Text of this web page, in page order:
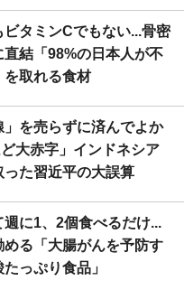
ビタミンCでもない...骨密
直結「98%の日本人が不
を取れる食材
」を売らずに済んでよか
大赤字」インドネシア
った習近平の大誤算
に1、2個食べるだけ...
る「大腸がんを予防す
っぷり食品」